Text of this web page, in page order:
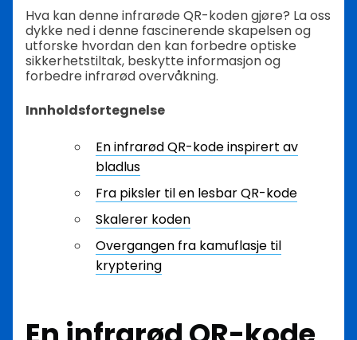
Hva kan denne infrarøde QR-koden gjøre? La oss
dykke ned i denne fascinerende skapelsen og
utforske hvordan den kan forbedre optiske
sikkerhetstiltak, beskytte informasjon og
forbedre infrarød overvåkning.
Innholdsfortegnelse
En infrarød QR-kode inspirert av
bladlus
Fra piksler til en lesbar QR-kode
Skalerer koden
Overgangen fra kamuflasje til
kryptering